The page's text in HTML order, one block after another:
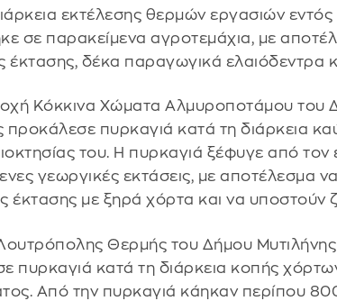
εκτέλεσης θερμών εργασιών
σε παρακείμενα αγροτεμάχια, με
έκτασης, δέκα παραγωγικά ελαιόδεντρα
Κόκκινα Χώματα Αλμυροποτάμου του
προκάλεσε πυρκαγιά κατά τη διάρκεια
του. Η πυρκαγιά ξέφυγε από
γεωργικές εκτάσεις, με αποτέλεσμα
έκτασης με ξηρά χόρτα και να υποστούν
Θερμής του Δήμου
πυρκαγιά κατά τη διάρκεια κοπής
Από την πυρκαγιά κάηκαν περίπου